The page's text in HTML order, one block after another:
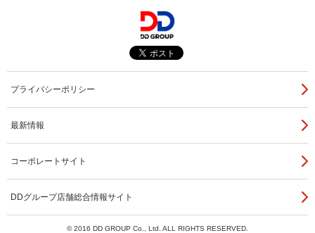
プライバシーポリシー
最新情報
コーポレートサイト
DDグループ店舗総合情報サイト
© 2016 DD GROUP Co., Ltd. ALL RIGHTS RESERVED.